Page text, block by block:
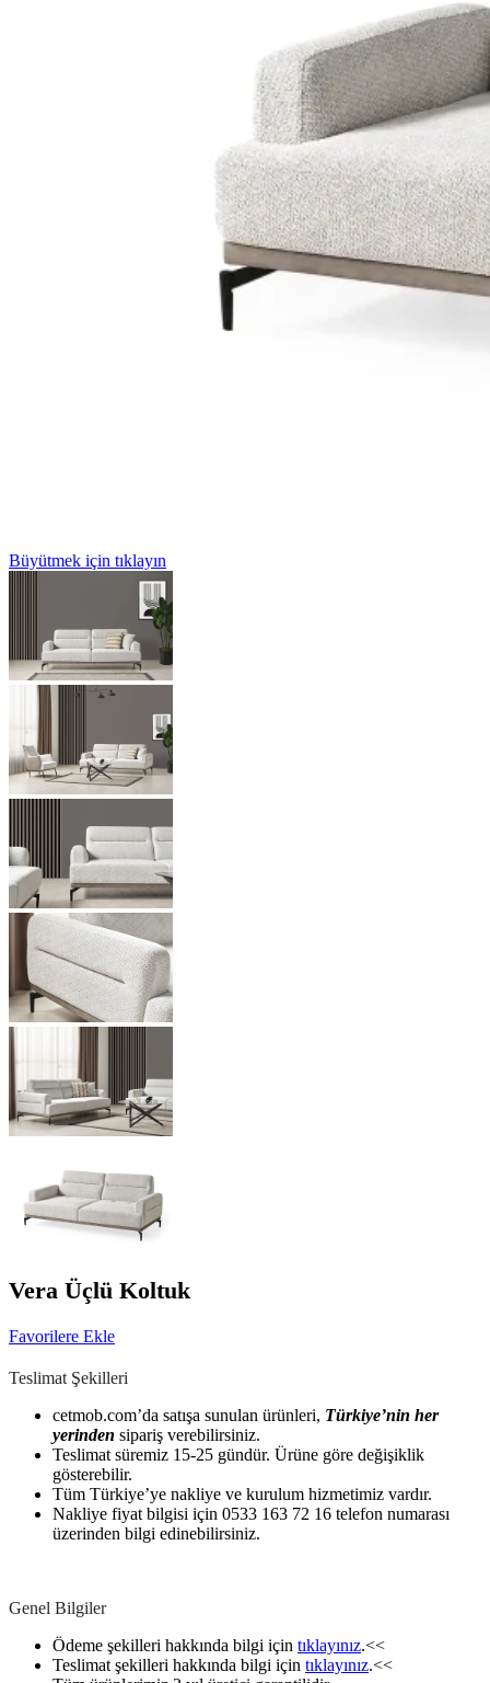
Büyütmek için tıklayın
Vera Üçlü Koltuk
Favorilere Ekle
Teslimat Şekilleri
cetmob.com’da satışa sunulan ürünleri, Türkiye’nin her
yerinden sipariş verebilirsiniz.
Teslimat süremiz 15-25 gündür. Ürüne göre değişiklik
gösterebilir.
Tüm Türkiye’ye nakliye ve kurulum hizmetimiz vardır.
Nakliye fiyat bilgisi için 0533 163 72 16 telefon numarası
üzerinden bilgi edinebilirsiniz.
Genel Bilgiler
Ödeme şekilleri hakkında bilgi için tıklayınız.<<
Teslimat şekilleri hakkında bilgi için tıklayınız.<<